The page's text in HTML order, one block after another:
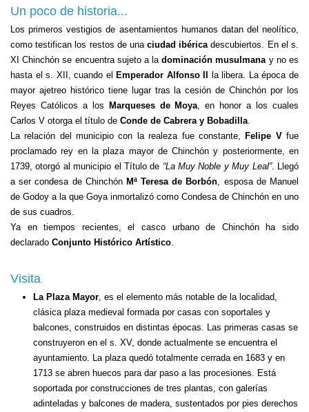
Un poco de historia...
Los primeros vestigios de asentamientos humanos datan del neolítico,
como testifican los restos de unaciudad ibéricadescubiertos. En el s.
XI Chinchón se encuentra sujeto a ladominación musulmanay no es
hasta el s. XII, cuando el Emperador Alfonso II
la libera. La época de
mayor ajetreo histórico tiene lugar tras la cesión de Chinchón por los
Reyes Católicos a los
Marqueses de Moya, en honor a los cuales
Carlos V otorga el título de Conde de Cabrera y Bobadilla.
La relación del municipio con la realeza fue constante, Felipe Vfue
proclamado rey en la plaza mayor de Chinchón y posteriormente, en
1739, otorgó al municipio el Título de “La Muy Noble y Muy Leal”. Llegó
a ser condesa de Chinchón Mª Teresa de Borbón, esposa de Manuel
de Godoy a la que Goya inmortalizó como Condesa de Chinchón en uno
de sus cuadros.
Ya en tiempos recientes, el casco urbano de Chinchón ha sido
declarado Conjunto Histórico Artístico.
Visita
La Plaza Mayor, es el elemento más notable de la localidad,
clásica plaza medieval formada por casas con soportales y
balcones, construidos en distintas épocas. Las primeras casas se
construyeron en el s. XV, donde actualmente se encuentra el
ayuntamiento. La plaza quedó totalmente cerrada en 1683 y en
1713 se abren huecos para dar paso a las procesiones. Está
soportada por construcciones de tres plantas, con galerías
adinteladas y balcones de madera, sustentados por pies derechos